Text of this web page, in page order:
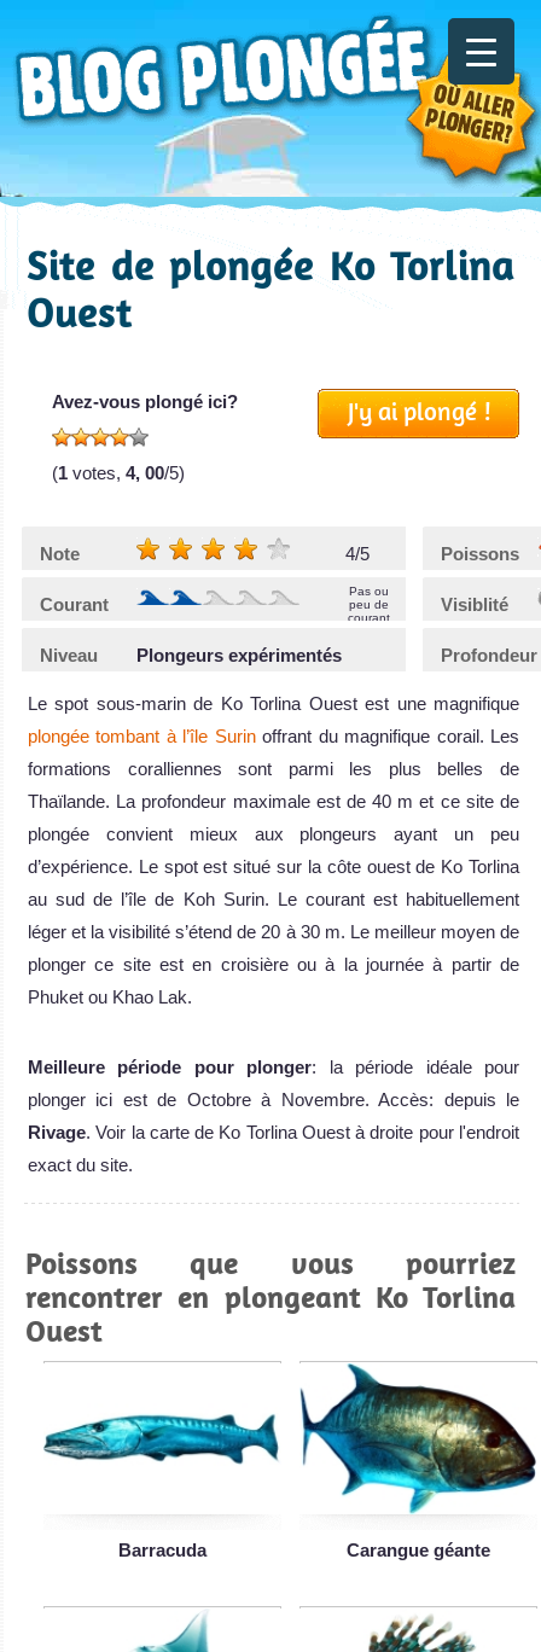
Site de plongée Ko Torlina
Ouest
J'y ai plongé !
Avez-vous plongé ici?
(1 votes, 4, 00/5)
Note 4/5 Poissons
Courant
Pas ou
peu de
courant
Visiblité
Niveau Plongeurs expérimentés Profondeur
Le spot sous-marin de Ko Torlina Ouest est une magnifique
plongée tombant à l’île Surinoffrant du magnifique corail. Les
formations coralliennes sont parmi les plus belles de
Thaïlande. La profondeur maximale est de 40 m et ce site de
plongée convient mieux aux plongeurs ayant un peu
d’expérience. Le spot est situé sur la côte ouest de Ko Torlina
au sud de l’île de Koh Surin. Le courant est habituellement
léger et la visibilité s’étend de 20 à 30 m. Le meilleur moyen de
plonger ce site est en croisière ou à la journée à partir de
Phuket ou Khao Lak.
Meilleure période pour plonger: la période idéale pour
plonger ici est de Octobre à Novembre. Accès: depuis le
Rivage. Voir la carte de Ko Torlina Ouest à droite pour l'endroit
exact du site.
Poissons que vous pourriez
rencontrer en plongeant Ko Torlina
Ouest
Barracuda Carangue géante